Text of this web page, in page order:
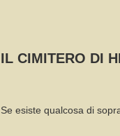
IL CIMITERO DI
Se esiste qualcosa di